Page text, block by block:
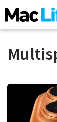
iPhone